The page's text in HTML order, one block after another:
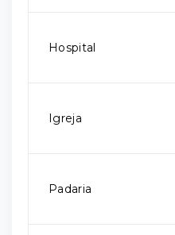
Hospital
Igreja
Padaria